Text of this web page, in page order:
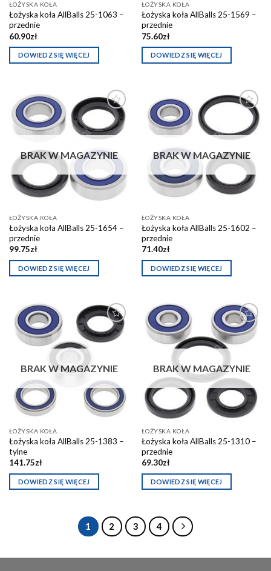
ŁOŻYSKA KOŁA
Łożyska koła AllBalls 25-1063 –
przednie
60.90zł
DOWIEDZ SIĘ WIĘCEJ
ŁOŻYSKA KOŁA
Łożyska koła AllBalls 25-1569 –
przednie
75.60zł
DOWIEDZ SIĘ WIĘCEJ
Dodaj do
BRAK W MAGAZYNIE
ŁOŻYSKA KOŁA
Łożyska koła AllBalls 25-1654 –
przednie
99.75zł
DOWIEDZ SIĘ WIĘCEJ
Dodaj do
BRAK W MAGAZYNIE
ŁOŻYSKA KOŁA
Łożyska koła AllBalls 25-1602 –
przednie
71.40zł
DOWIEDZ SIĘ WIĘCEJ
BRAK W MAGAZYNIE
ŁOŻYSKA KOŁA
Łożyska koła AllBalls 25-1383 –
tylne
141.75zł
DOWIEDZ SIĘ WIĘCEJ
Dodaj do
BRAK W MAGAZYNIE
ŁOŻYSKA KOŁA
Łożyska koła AllBalls 25-1310 –
przednie
69.30zł
DOWIEDZ SIĘ WIĘCEJ
1 2 3 4